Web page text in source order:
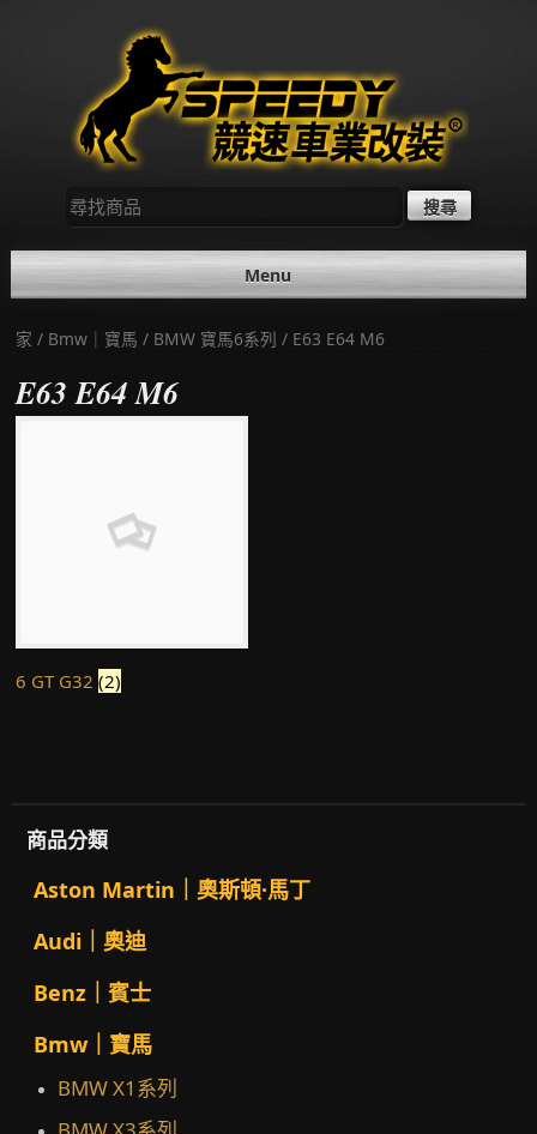
尋
找：
Menu
家 / Bmw｜寶馬 / BMW 寶馬6系列 / E63 E64 M6
E63 E64 M6
6 GT G32 (2)
商品分類
Aston Martin｜奧斯頓·馬丁
Audi｜奧迪
Benz｜賓士
Bmw｜寶馬
BMW X1系列